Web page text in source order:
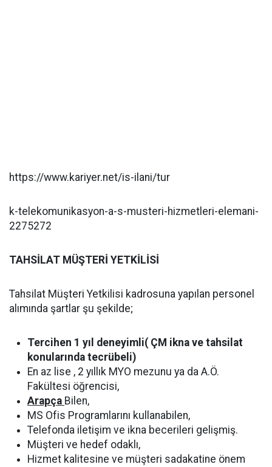
https://www.kariyer.net/is-ilani/tur
k-telekomunikasyon-a-s-musteri-hizmetleri-elemani-
2275272
TAHSİLAT MÜŞTERİ YETKİLİSİ
Tahsilat Müşteri Yetkilisi kadrosuna yapılan personel
alımında şartlar şu şekilde;
Tercihen 1 yıl deneyimli( ÇM ikna ve tahsilat
konularında tecrübeli)
En az lise , 2 yıllık MYO mezunu ya da A.Ö.
Fakültesi öğrencisi,
Arapça Bilen,
MS Ofis Programlarını kullanabilen,
Telefonda iletişim ve ikna becerileri gelişmiş.
Müşteri ve hedef odaklı,
Hizmet kalitesine ve müşteri sadakatine önem